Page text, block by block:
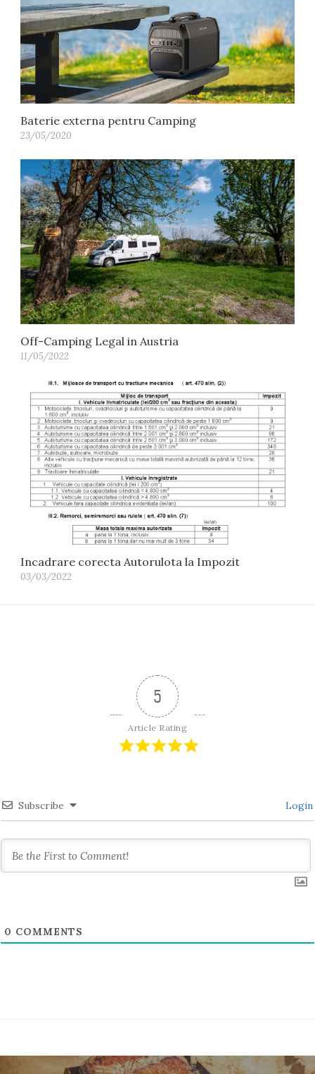
Baterie externa pentru Camping
23/05/2020
Off-Camping Legal in Austria
11/05/2022
Incadrare corecta Autorulota la Impozit
03/03/2022
5
Article Rating
Subscribe Login
0 COMMENTS